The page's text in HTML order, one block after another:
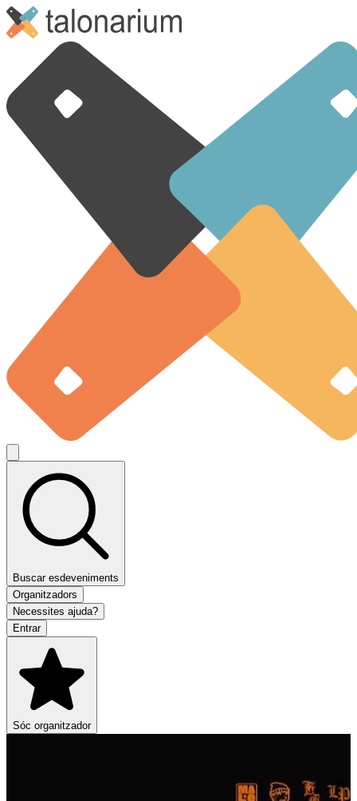
Buscar esdeveniments
Organitzadors
Necessites ajuda?
Entrar
Sóc organitzador